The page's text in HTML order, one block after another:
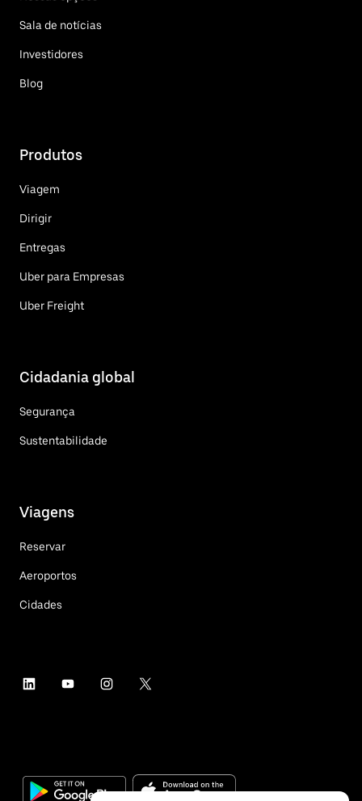
Sala de notícias
Investidores
Blog
Produtos
Viagem
Dirigir
Entregas
Uber para Empresas
Uber Freight
Cidadania global
Segurança
Sustentabilidade
Viagens
Reservar
Aeroportos
Cidades